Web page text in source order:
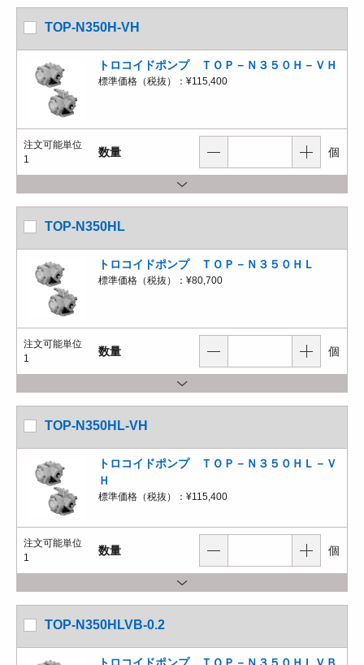
TOP-N350H-VH
トロコイドポンプ ＴＯＰ－Ｎ３５０Ｈ－ＶＨ
標準価格（税抜）： ¥115,400
注文可能単位
1
数量 個
TOP-N350HL
トロコイドポンプ ＴＯＰ－Ｎ３５０ＨＬ
標準価格（税抜）： ¥80,700
注文可能単位
1
数量 個
TOP-N350HL-VH
トロコイドポンプ ＴＯＰ－Ｎ３５０ＨＬ－Ｖ
Ｈ
標準価格（税抜）： ¥115,400
注文可能単位
1
数量 個
TOP-N350HLVB-0.2